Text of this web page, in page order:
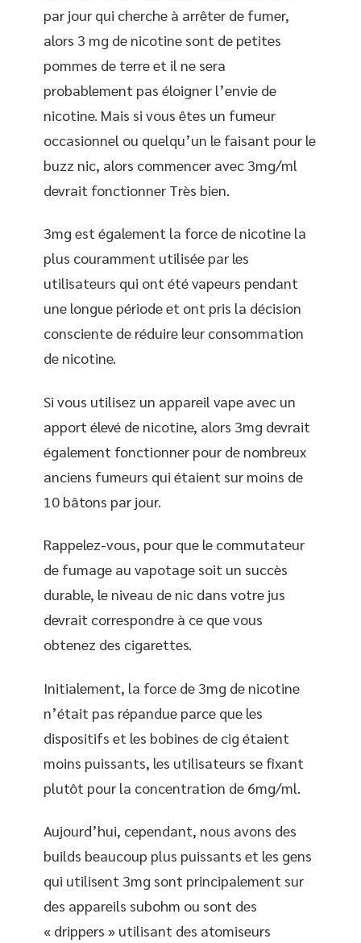
par jour qui cherche à arrêter de fumer,
alors 3 mg de nicotine sont de petites
pommes de terre et il ne sera
probablement pas éloigner l’envie de
nicotine. Mais si vous êtes un fumeur
occasionnel ou quelqu’un le faisant pour le
buzz nic, alors commencer avec 3mg/ml
devrait fonctionner Très bien.
3mg est également la force de nicotine la
plus couramment utilisée par les
utilisateurs qui ont été vapeurs pendant
une longue période et ont pris la décision
consciente de réduire leur consommation
de nicotine.
Si vous utilisez un appareil vape avec un
apport élevé de nicotine, alors 3mg devrait
également fonctionner pour de nombreux
anciens fumeurs qui étaient sur moins de
10 bâtons par jour.
Rappelez-vous, pour que le commutateur
de fumage au vapotage soit un succès
durable, le niveau de nic dans votre jus
devrait correspondre à ce que vous
obtenez des cigarettes.
Initialement, la force de 3mg de nicotine
n’était pas répandue parce que les
dispositifs et les bobines de cig étaient
moins puissants, les utilisateurs se fixant
plutôt pour la concentration de 6mg/ml.
Aujourd’hui, cependant, nous avons des
builds beaucoup plus puissants et les gens
qui utilisent 3mg sont principalement sur
des appareils subohm ou sont des
« drippers » utilisant des atomiseurs